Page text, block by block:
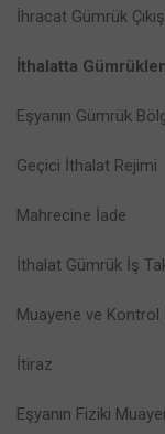
İhracat Gümrük
İthalatta
Eşyanın Gümrük
Geçici İthalat Rejimi
Mahrecine İade
İthalat Gümrük İş
Muayene ve Kontrol
İtiraz
Eşyanın Fiziki